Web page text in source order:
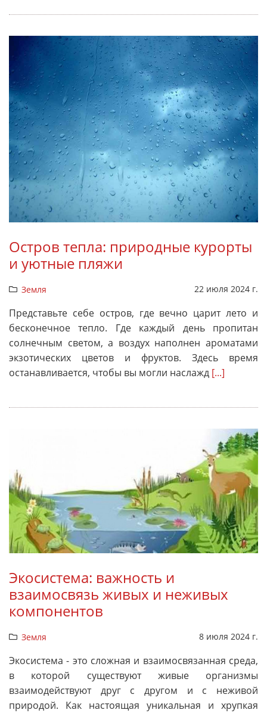
Остров тепла: природные курорты
и уютные пляжи
Земля 22 июля 2024 г.
Представьте себе остров, где вечно царит лето и
бесконечное тепло. Где каждый день пропитан
солнечным светом, а воздух наполнен ароматами
экзотических цветов и фруктов. Здесь время
останавливается, чтобы вы могли наслажд [...]
Экосистема: важность и
взаимосвязь живых и неживых
компонентов
Земля 8 июля 2024 г.
Экосистема - это сложная и взаимосвязанная среда,
в которой существуют живые организмы
взаимодействуют друг с другом и с неживой
природой. Как настоящая уникальная и хрупкая